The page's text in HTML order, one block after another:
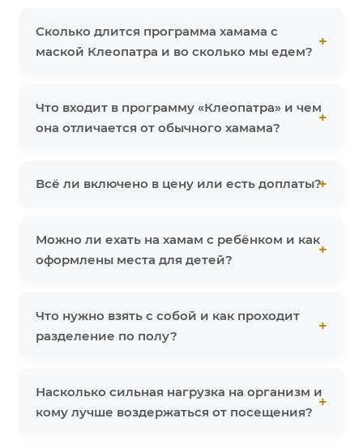
Сколько длится программа хамама с
маской Клеопатра и во сколько мы едем?
Что входит в программу «Клеопатра» и чем
она отличается от обычного хамама?
Всё ли включено в цену или есть доплаты?
Можно ли ехать на хамам с ребёнком и как
оформлены места для детей?
Что нужно взять с собой и как проходит
разделение по полу?
Насколько сильная нагрузка на организм и
кому лучше воздержаться от посещения?